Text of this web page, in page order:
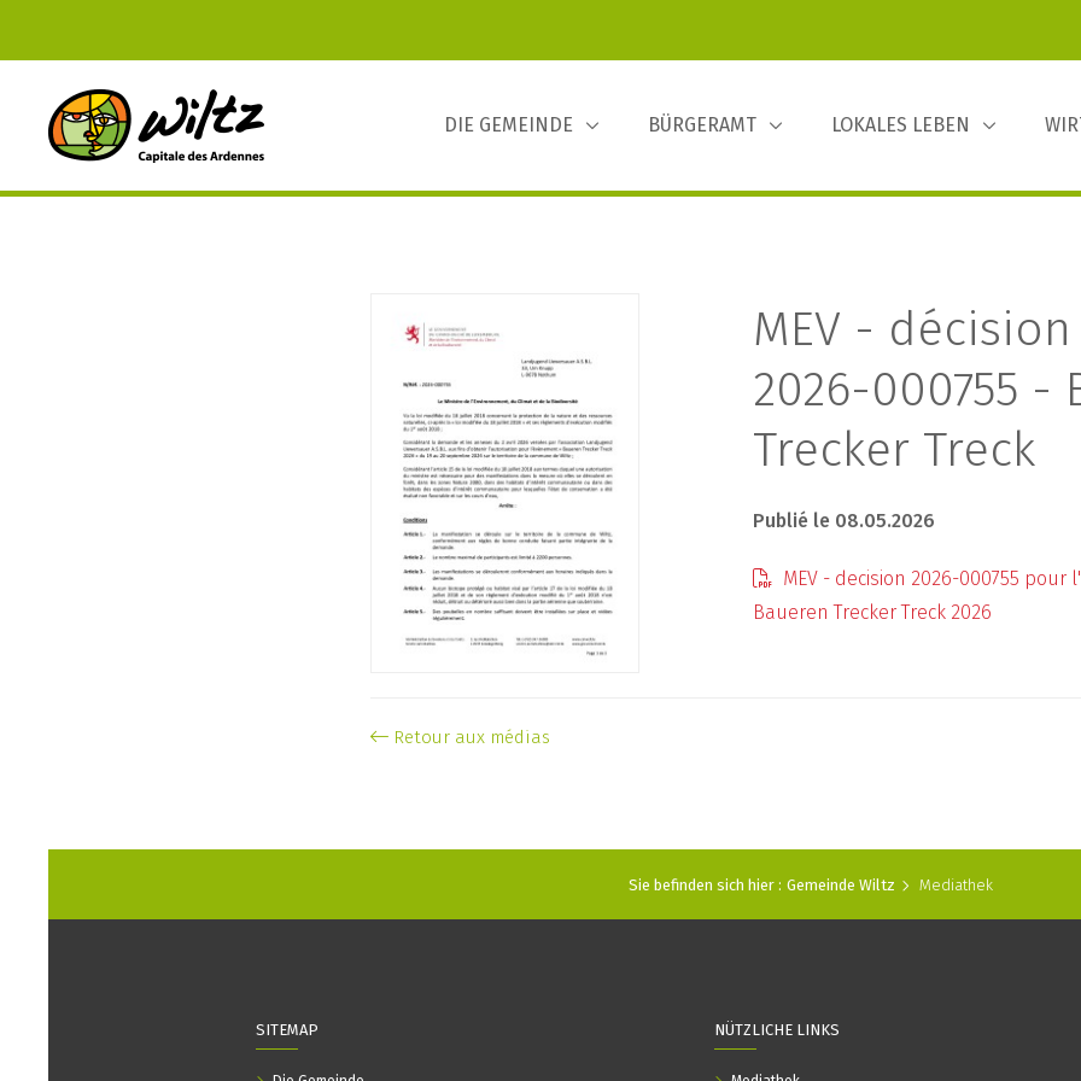
DIE GEMEINDE BÜRGERAMT LOKALES LEBEN
MEV -
2026-000755 -
Trecker Treck
Publié le 08.05.2026
MEV - decision 2026-000755
Baueren Trecker Treck 2026
Retour aux médias
Sie befinden sich hier : Gemeinde Wiltz Mediathek
SITEMAP NÜTZLICHE LINKS